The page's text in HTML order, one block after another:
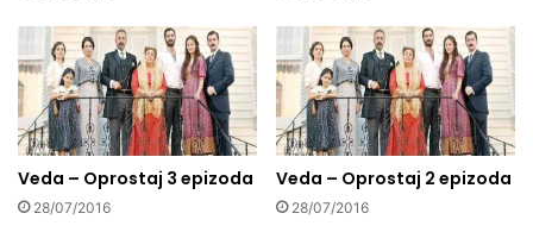
Veda – Oprostaj 3 epizoda
28/07/2016
Veda – Oprostaj 2 epizoda
28/07/2016